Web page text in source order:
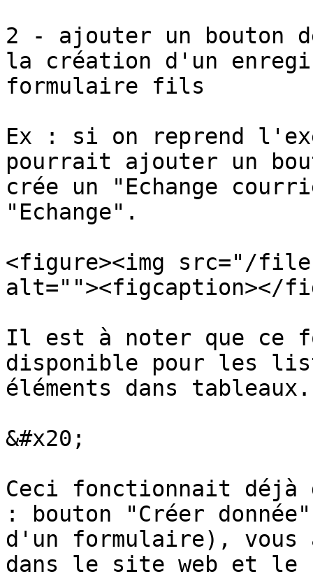
2 - ajouter un bouton
la création d'un
formulaire fils
Ex : si on reprend
pourrait ajouter un
crée un "Echange
"Echange".
<figure><img src="/
alt=""><figcaption></
Il est à noter que ce
disponible pour les
éléments dans tableaux.
&#x20;
Ceci fonctionnait déjà
: bouton "Créer
d'un formulaire), vous
dans le site web et le